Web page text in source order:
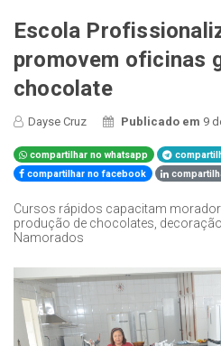
Escola
promovem oficinas
chocolate
Dayse Cruz Publicado em 9
compartilhar no whatsapp
compartilhar no facebook
Cursos rápidos capacitam
produção de chocolates,
Namorados